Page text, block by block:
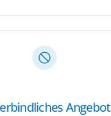
Angebot